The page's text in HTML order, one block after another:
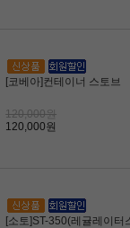
[코베아]컨테이너 스토브
120,000원
120,000원
[소토]ST-350(레귤레이터